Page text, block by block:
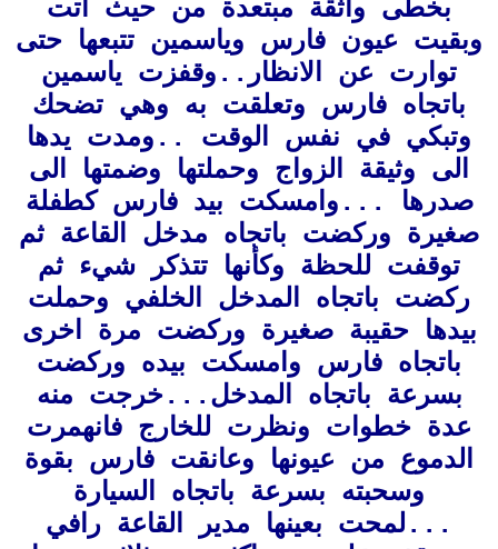
بخطى واثقة مبتعدة من حيث اتت
وبقيت عيون فارس وياسمين تتبعها حتى
توارت عن الانظار..وقفزت ياسمين
باتجاه فارس وتعلقت به وهي تضحك
وتبكي في نفس الوقت ..ومدت يدها
الى وثيقة الزواج وحملتها وضمتها الى
صدرها ...وامسكت بيد فارس كطفلة
صغيرة وركضت باتجاه مدخل القاعة ثم
توقفت للحظة وكأنها تتذكر شيء ثم
ركضت باتجاه المدخل الخلفي وحملت
بيدها حقيبة صغيرة وركضت مرة اخرى
باتجاه فارس وامسكت بيده وركضت
بسرعة باتجاه المدخل...خرجت منه
عدة خطوات ونظرت للخارج فانهمرت
الدموع من عيونها وعانقت فارس بقوة
وسحبته بسرعة باتجاه السيارة
...لمحت بعينها مدير القاعة رافي